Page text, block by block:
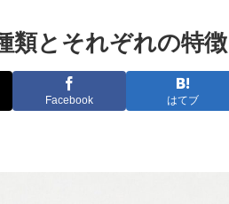
類とそれぞれの特徴
Facebook はてブ